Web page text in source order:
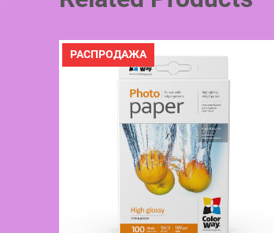
РАСПРОДАЖАПРОДАВАЕМЫЙ
ТОВАР